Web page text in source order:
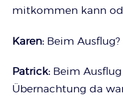
mitkommen kann
Karen: Beim
Patrick: Beim
Übernachtung da